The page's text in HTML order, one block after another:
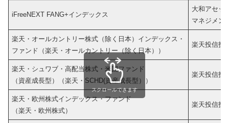
iFreeNEXT FANG+インデックス
大和アセッ
マネジメン
楽天・オールカントリー株式（除く日本）インデックス・
ファンド（楽天・オールカントリー（除く日本））
楽天投信投
楽天・シュワブ・高配当株式・米国ファンド
（資産成長型）（楽天・SCHD(資産成長型））
楽天投信投
楽天・欧州株式インデックス・ファンド
（楽天・欧州株式）
楽天投信投
スクロールできます